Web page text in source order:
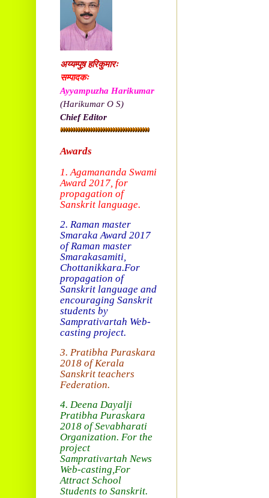
अय्यम्पुष़ हरिकुमारः
सम्पादकः
Ayyampuzha Harikumar
(Harikumar O S)
Chief Editor
Awards
1. Agamananda Swami
Award 2017, for
propagation of
Sanskrit language.
2. Raman master
Smaraka Award 2017
of Raman master
Smarakasamiti,
Chottanikkara.For
propagation of
Sanskrit language and
encouraging Sanskrit
students by
Samprativartah Web-
casting project.
3. Pratibha Puraskara
2018 ofKerala
Sanskrit teachers
Federation.
4. Deena Dayalji
Pratibha Puraskara
2018 of Sevabharati
Organization. For the
project
Samprativartah News
Web-casting,For
Attract School
Students to Sanskrit.